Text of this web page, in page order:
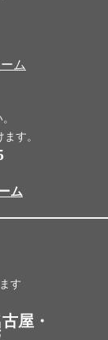
ム
す。
ム
す
屋・